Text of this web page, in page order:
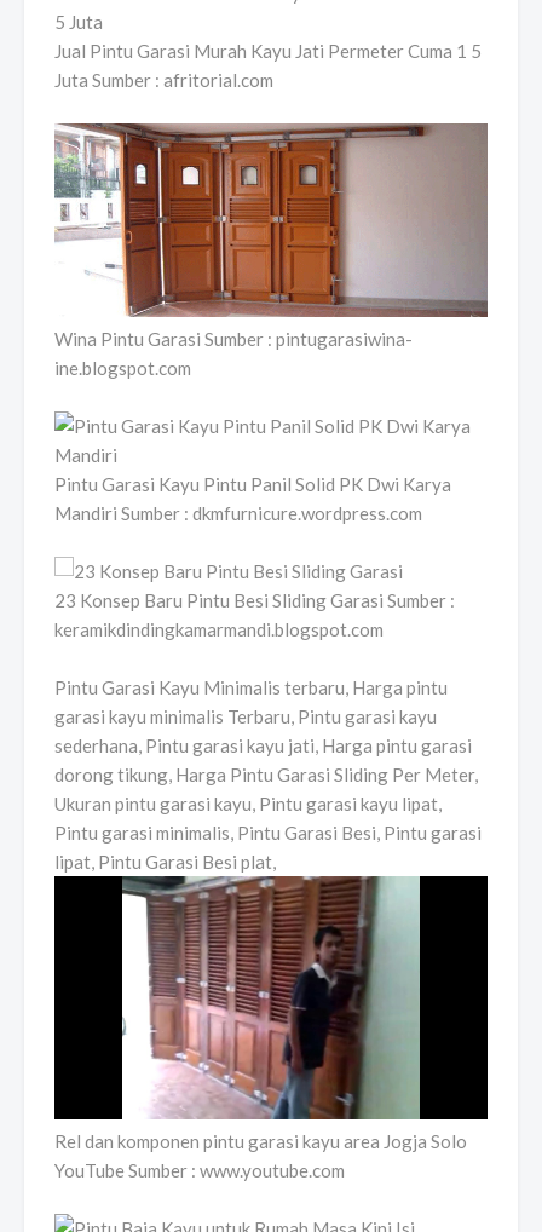
Jual Pintu Garasi Murah Kayu Jati Permeter Cuma 1 5
Juta Sumber : afritorial.com
Wina Pintu Garasi Sumber : pintugarasiwina-
ine.blogspot.com
Pintu Garasi Kayu Pintu Panil Solid PK Dwi Karya
Mandiri Sumber : dkmfurnicure.wordpress.com
23 Konsep Baru Pintu Besi Sliding Garasi Sumber :
keramikdindingkamarmandi.blogspot.com
Pintu Garasi Kayu Minimalis terbaru, Harga pintu
garasi kayu minimalis Terbaru, Pintu garasi kayu
sederhana, Pintu garasi kayu jati, Harga pintu garasi
dorong tikung, Harga Pintu Garasi Sliding Per Meter,
Ukuran pintu garasi kayu, Pintu garasi kayu lipat,
Pintu garasi minimalis, Pintu Garasi Besi, Pintu garasi
lipat, Pintu Garasi Besi plat,
Rel dan komponen pintu garasi kayu area Jogja Solo
YouTube Sumber : www.youtube.com